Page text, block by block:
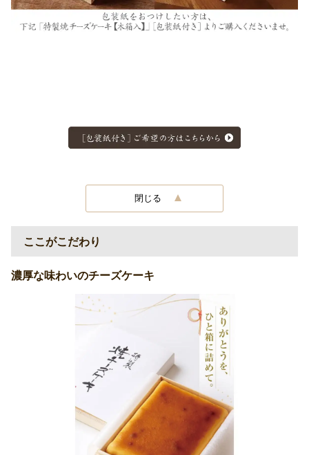
閉じる
ここがこだわり
濃厚な味わいのチーズケーキ